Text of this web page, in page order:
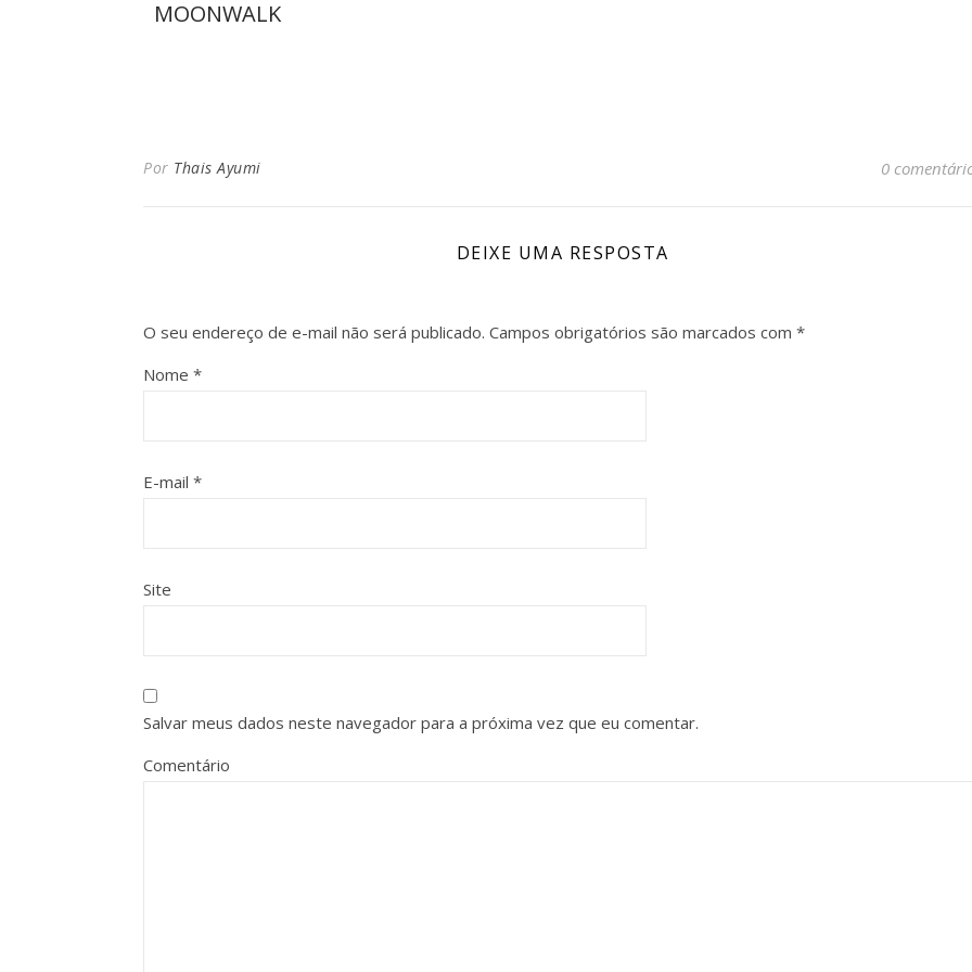
MOONWALK
Por Thais Ayumi 0
DEIXE UMA RESPOSTA
O seu endereço de e-mail não será publicado. Campos obrigatórios são marcados com *
Nome *
E-mail *
Site
Salvar meus dados neste navegador para a próxima vez que eu comentar.
Comentário